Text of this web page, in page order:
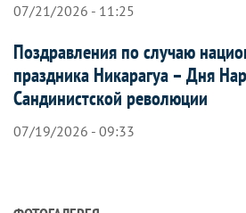
07/21/2026 - 11:25
Поздравления по случаю
праздника Никарагуа – Дня
Сандинистской революции
07/19/2026 - 09:33